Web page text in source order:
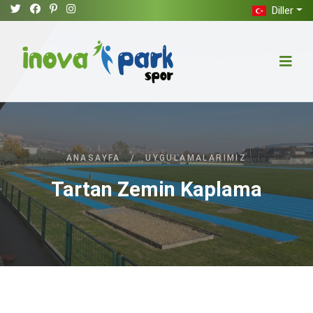
Diller
ANASAYFA / UYGULAMALARIMIZ
Tartan Zemin Kaplama